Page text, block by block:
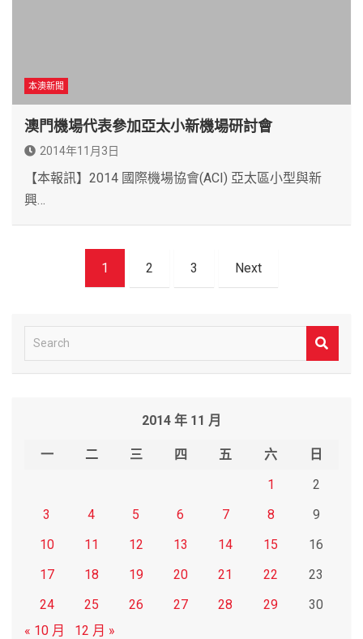
本澳新聞
澳門機場代表參加亞太小新機場研討會
2014年11月3日
【本報訊】2014 國際機場協會(ACI) 亞太區小型與新
興…
1 2 3 Next
e
2014 年 11 月
一 二 三 四 五 六
日
1
2
3
4 5 6 7 8
9
10
11 12 13 14 15
16
17
18 19 20 21 22
23
24
25 26 27 28 29
30
« 10 月
12 月 »